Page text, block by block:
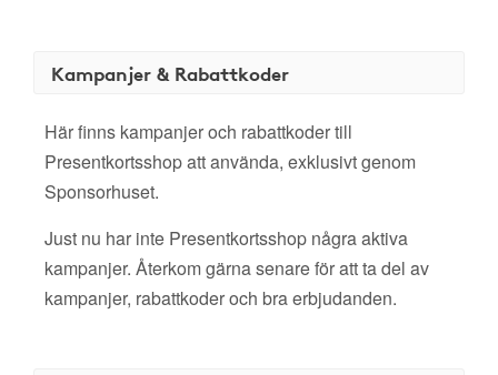
Kampanjer & Rabattkoder
Här finns kampanjer och rabattkoder till
Presentkortsshop att använda, exklusivt genom
Sponsorhuset.
Just nu har inte Presentkortsshop några aktiva
kampanjer. Återkom gärna senare för att ta del av
kampanjer, rabattkoder och bra erbjudanden.